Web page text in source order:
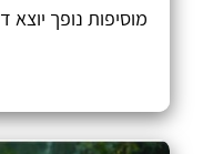
מוסיפות נופך יוצא